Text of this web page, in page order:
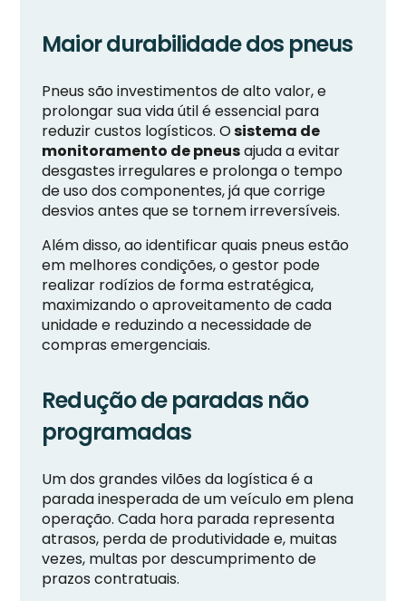
Maior durabilidade dos pneus
Pneus são investimentos de alto valor, e
prolongar sua vida útil é essencial para
reduzir custos logísticos. Osistema de
monitoramento de pneusajuda a evitar
desgastes irregulares e prolonga o tempo
de uso dos componentes, já que corrige
desvios antes que se tornem irreversíveis.
Além disso, ao identificar quais pneus estão
em melhores condições, o gestor pode
realizar rodízios de forma estratégica,
maximizando o aproveitamento de cada
unidade e reduzindo a necessidade de
compras emergenciais.
Redução de paradas não
programadas
Um dos grandes vilões da logística é a
parada inesperada de um veículo em plena
operação. Cada hora parada representa
atrasos, perda de produtividade e, muitas
vezes, multas por descumprimento de
prazos contratuais.